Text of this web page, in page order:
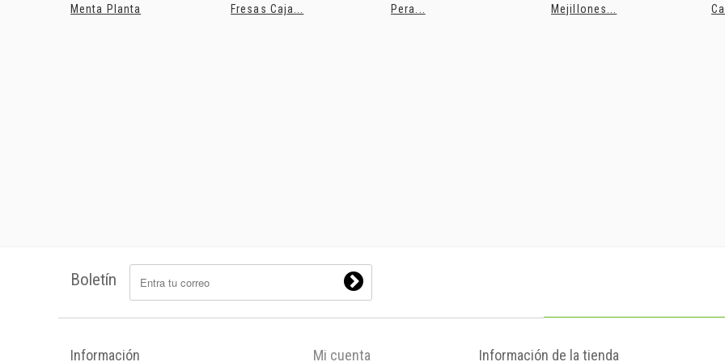
Menta Planta Fresas Caja... Pera... Mejillones...
Boletín
Información Mi cuenta
Información de la tienda